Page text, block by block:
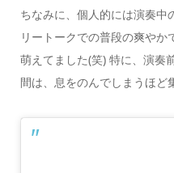
ちなみに、個人的には演奏中
リートークでの普段の爽やか
萌えてました(笑) 特に、演奏
間は、息をのんでしまうほど